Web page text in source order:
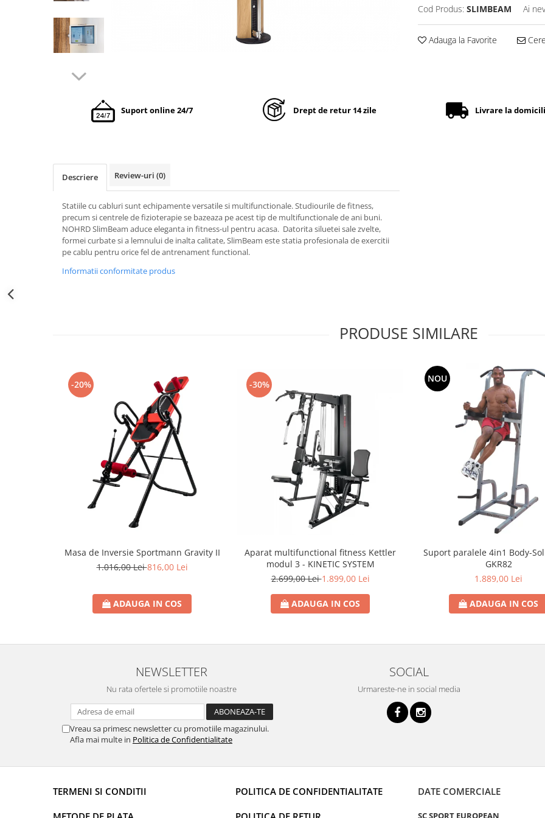
Cod Produs: SLIMBEAM Ai
Adauga la Favorite
Suport online 24/7 Drept de retur 14 zile Livrare la
Descriere Review-uri (0)
Statiile cu cabluri sunt echipamente versatile si multifunctionale. Studiourile de fitness,
precum si centrele de fizioterapie se bazeaza pe acest tip de multifunctionale de ani buni.
NOHRD SlimBeam aduce eleganta in fitness-ul pentru acasa. Datorita siluetei sale zvelte,
formei curbate si a lemnului de inalta calitate, SlimBeam este statia profesionala de exercitii
pe cablu pentru orice fel de antrenament functional.
Informatii conformitate produs
PRODUSE SIMILARE
-20%
Masa de Inversie Sportmann Gravity II
1.016,00 Lei816,00 Lei
ADAUGA IN COS
-30%
Aparat multifunctional fitness Kettler
modul 3 - KINETIC SYSTEM
2.699,00 Lei1.899,00 Lei
ADAUGA IN COS
NOU
Suport paralele 4in1 Body-
GKR82
1.889,00 Lei
ADAUGA IN COS
NEWSLETTER
Nu rata ofertele si promotiile noastre
Vreau sa primesc newsletter cu promotiile magazinului.
Afla mai multe in Politica de Confidentialitate
SOCIAL
Urmareste-ne in social media
TERMENI SI CONDITII POLITICA DE CONFIDENTIALITATE DATE COMERCIALE
SC SPORT EUROPEAN